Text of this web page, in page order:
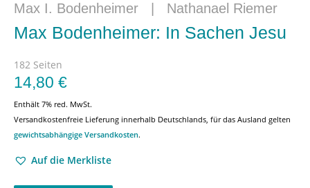
Max I. Bodenheimer Nathanael Riemer
Max Bodenheimer: In Sachen Jesu
182 Seiten
14,80 €
Enthält 7% red. MwSt.
Versandkostenfreie Lieferung innerhalb Deutschlands, für das Ausland gelten
gewichtsabhängige Versandkosten.
Auf die Merkliste